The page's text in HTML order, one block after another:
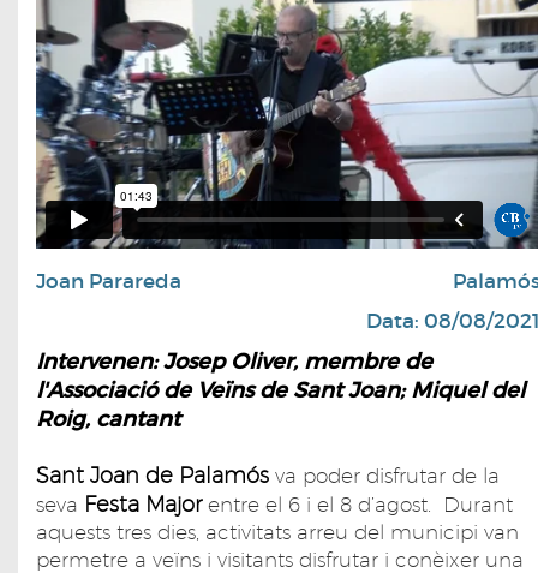
Joan Parareda
Data: 08/08/
Intervenen: Josep Oliver, membre de
l'Associació de Veïns de Sant Joan; Miquel del
Roig, cantant
Sant Joan de Palamós va poder disfrutar de la
seva Festa Majorentre el 6 i el 8 d’agost. Durant
aquests tres dies, activitats arreu del municipi van
permetre a veïns i visitants disfrutar i conèixer una